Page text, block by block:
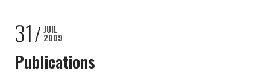
31 JUIL
2009
Publications